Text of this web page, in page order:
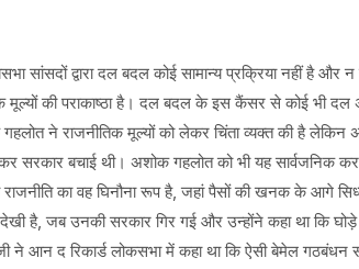
सांसदों द्वारा दल बदल कोई सामान्य प्रक्रिया नहीं है और
मूल्यों की पराकाष्ठा है। दल बदल के इस कैंसर से कोई भी
ने राजनीतिक मूल्यों को लेकर चिंता व्यक्त की है
सरकार बचाई थी। अशोक गहलोत को भी यह सार्वजनिक
का वह घिनौना रूप है, जहां पैसों की खनक के आगे
देखी है, जब उनकी सरकार गिर गई और उन्होंने कहा था कि
आन द रिकार्ड लोकसभा में कहा था कि ऐसी बेमेल गठबंधन